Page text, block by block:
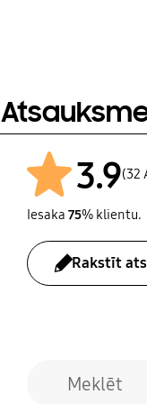
3.9(32
Iesaka 75% klientu.
Rakstīt